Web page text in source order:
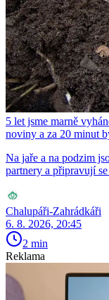
5 let jsme marně
noviny a za 20 minut
Na jaře a na podzim
partnery a připravují
Chalupáři-Zahrádkáři
6. 8. 2026, 20:45
2 min
Reklama